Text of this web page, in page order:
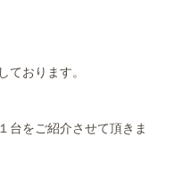
おります。
台をご紹介させて頂きま